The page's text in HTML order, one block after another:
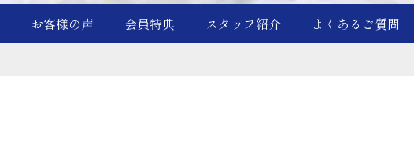
お客様の声 会員特典 スタッフ紹介 よくあるご質問